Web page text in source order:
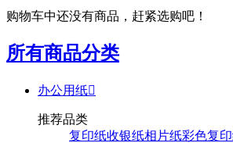
购物车中还没有商品，赶紧选购吧！
所有商品分类
办公用纸
推荐品类
复印纸收银纸相片纸彩色复